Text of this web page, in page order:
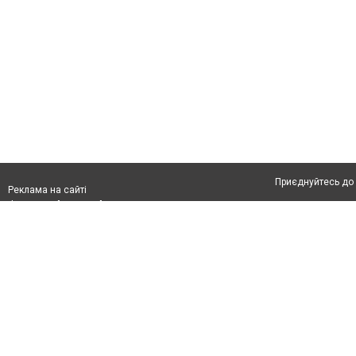
Реклама на сайті
Приєднуйтесь до